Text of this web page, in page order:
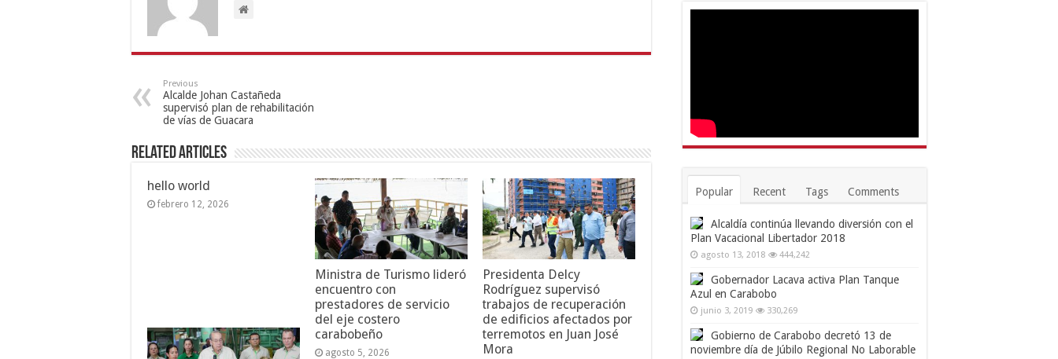
Previous
Alcalde Johan Castañeda
supervisó plan de rehabilitación
de vías de Guacara
Related Articles
hello world
febrero 12, 2026
Ministra de Turismo lideró
encuentro con
prestadores de servicio
del eje costero
carabobeño
agosto 5, 2026
Presidenta Delcy
Rodríguez supervisó
trabajos de recuperación
de edificios afectados por
terremotos en Juan José
Mora
Popular Recent Tags Comments
Alcaldía continúa llevando diversión con el
Plan Vacacional Libertador 2018
agosto 13, 2018 444,242
Gobernador Lacava activa Plan Tanque
Azul en Carabobo
junio 3, 2019 330,269
Gobierno de Carabobo decretó 13 de
noviembre día de Júbilo Regional No Laborable